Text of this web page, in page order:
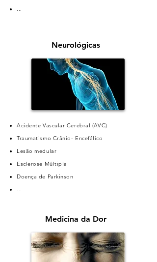
...
Neurológicas
Acidente Vascular Cerebral (AVC)
Traumatismo Crânio- Encefálico
Lesão medular
Esclerose Múltipla
Doença de Parkinson
...
Medicina da Dor